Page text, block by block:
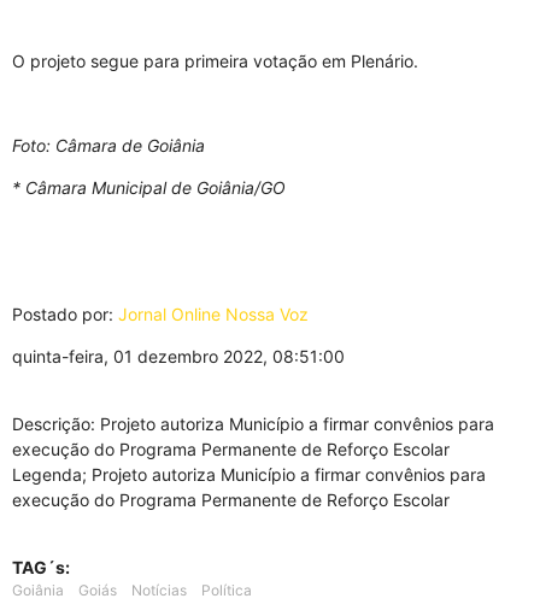
O projeto segue para primeira votação em Plenário.
Foto: Câmara de Goiânia
* Câmara Municipal de Goiânia/GO
Postado por: Jornal Online Nossa Voz
quinta-feira, 01 dezembro 2022, 08:51:00
Descrição: Projeto autoriza Município a firmar convênios para
execução do Programa Permanente de Reforço Escolar
Legenda; Projeto autoriza Município a firmar convênios para
execução do Programa Permanente de Reforço Escolar
TAG´s:
Goiânia Goiás Notícias Política